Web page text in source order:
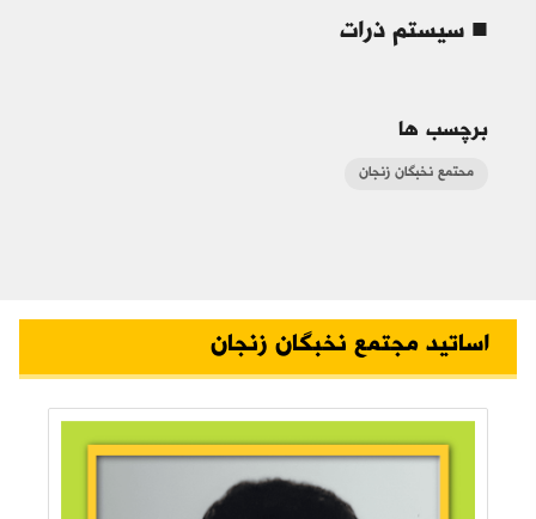
■ سیستم ذرات
برچسب ها
محتمع نخبگان زنجان
اساتید مجتمع نخبگان زنجان